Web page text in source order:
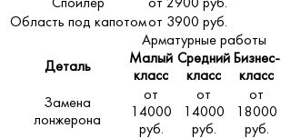
Спойлер
от 2900 руб.
Область под капотомот 3900 руб.
Арматурные работы
Деталь
Малый
класс
Средний
класс
Бизнес-
класс
Замена
лонжерона
от
14000
руб.
от
14000
руб.
от
18000
руб.